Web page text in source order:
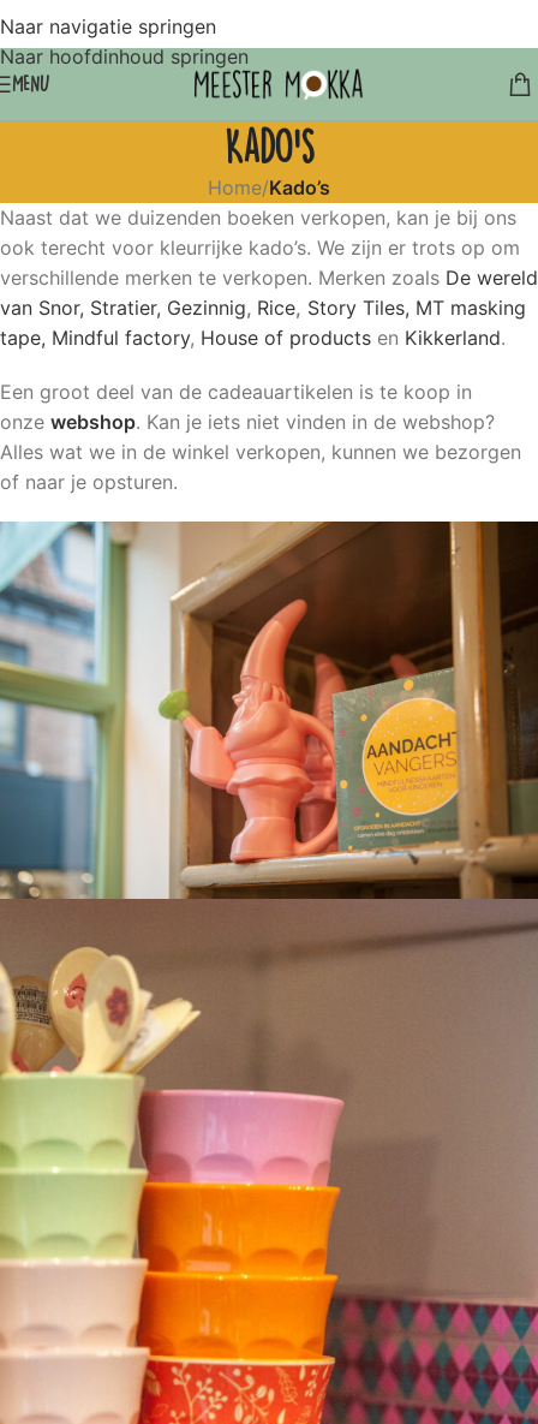
Naar navigatie springen
Naar hoofdinhoud springen
MENU
Kado’s
Home/Kado’s
Naast dat we duizenden boeken verkopen, kan je bij ons
ook terecht voor kleurrijke kado’s. We zijn er trots op om
verschillende merken te verkopen. Merken zoals De wereld
van Snor, Stratier, Gezinnig, Rice, Story Tiles, MT masking
tape, Mindful factory, House of products en Kikkerland.
Een groot deel van de cadeauartikelen is te koop in
onze webshop. Kan je iets niet vinden in de webshop?
Alles wat we in de winkel verkopen, kunnen we bezorgen
of naar je opsturen.